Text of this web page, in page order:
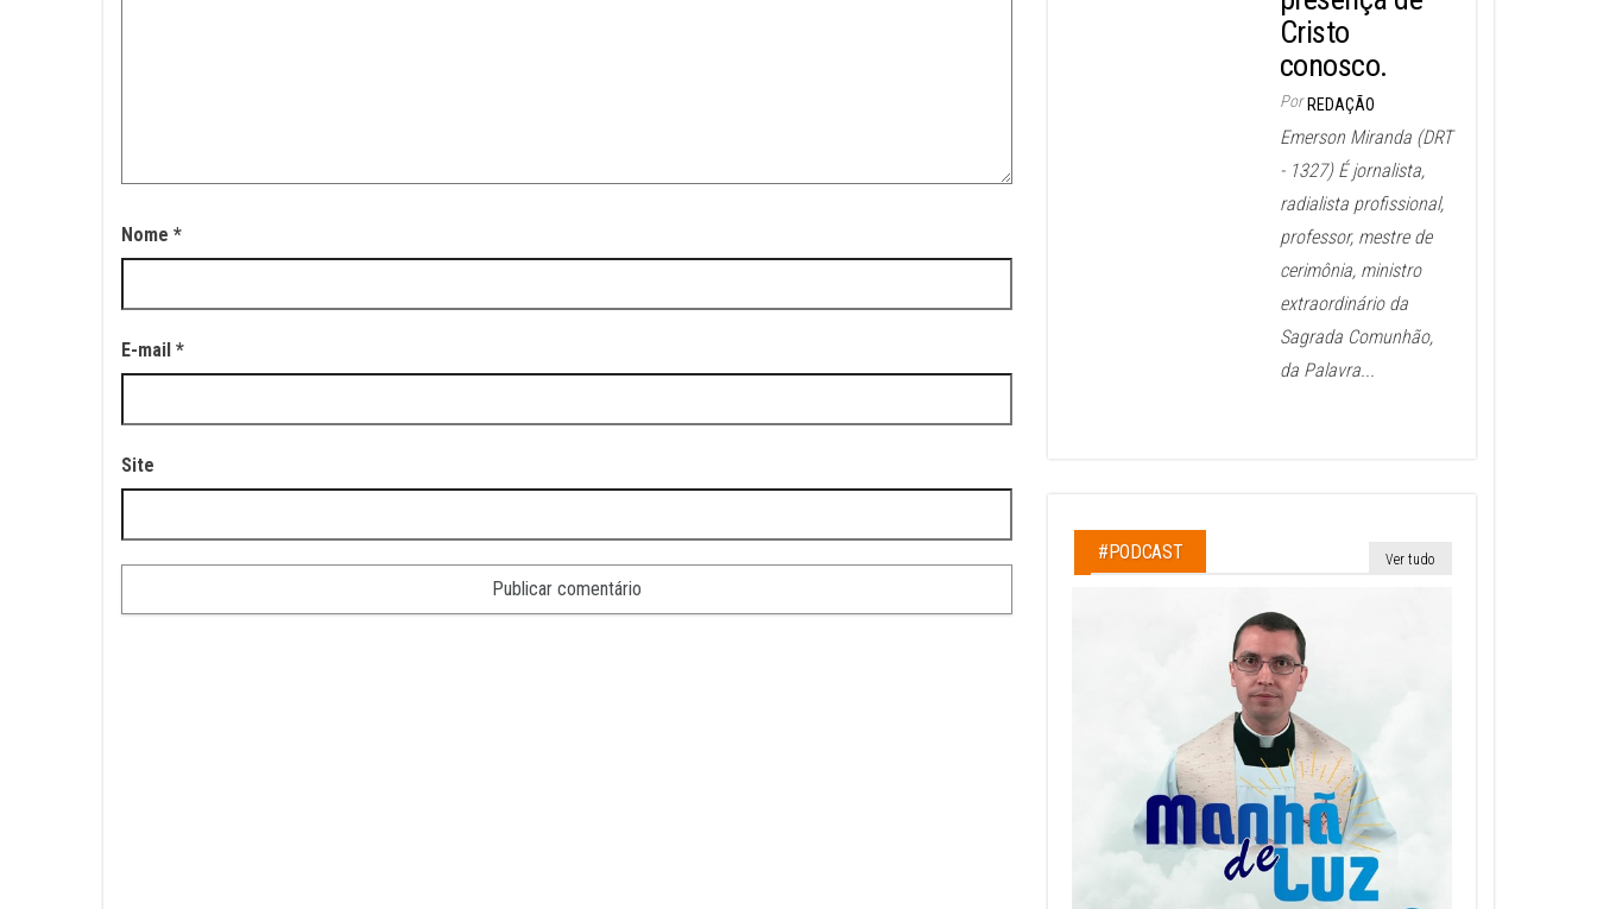
Nome *
E-mail *
Site
Cristo
conosco.
Por REDAÇÃO
Emerson Miranda (DRT
- 1327) É jornalista,
radialista profissional,
professor, mestre de
cerimônia, ministro
extraordinário da
Sagrada Comunhão,
da Palavra...
#PODCAST Ver tudo